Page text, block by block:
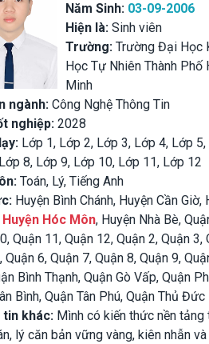
Năm Sinh: 03-09-2006
Hiện là: Sinh viên
Trường: Trường Đại Học
Học Tự Nhiên Thành Phố
Minh
ngành: Công Nghệ Thông Tin
nghiệp: 2028
Lớp 1, Lớp 2, Lớp 3, Lớp 4, Lớp
8, Lớp 9, Lớp 10, Lớp 11, Lớp 12
Toán, Lý, Tiếng Anh
Huyện Bình Chánh, Huyện Cần Giờ,
Huyện Hóc Môn, Huyện Nhà Bè,
Quận 11, Quận 12, Quận 2, Quận 3,
Quận 6, Quận 7, Quận 8, Quận 9,
Bình Thạnh, Quận Gò Vấp, Quận
Bình, Quận Tân Phú, Quận Thủ Đức
khác: Mình có kiến thức nền tảng
lý căn bản vững vàng, kiên nhẫn